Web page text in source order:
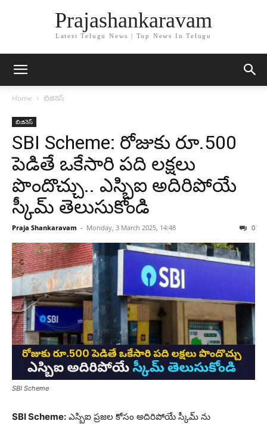
Prajashankaravam
Latest Telugu News | Top News In Telugu
Home బిజినెస్
బిజినెస్
SBI Scheme: రోజుకు రూ.500
పెడితే ఒకేసారి పది లక్షలు
పొందొచ్చు.. ఎస్బిఐ అదిరిపోయే
స్కీమ్ తెలుసుకోండి
Praja Shankaravam - Monday, 3 March 2025, 14:48 0
SBI Scheme
SBI Scheme: ఎస్బిఐ ప్రజల కోసం అదిరిపోయే స్కీమ్ ను